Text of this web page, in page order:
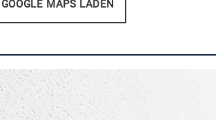
GOOGLE MAPS LADEN